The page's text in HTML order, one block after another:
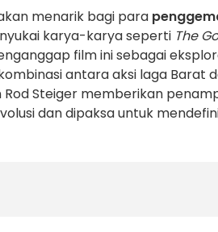
menarik bagi para
karya-karya seperti The
film ini sebagai
antara aksi laga Barat
Steiger memberikan
dan dipaksa untuk